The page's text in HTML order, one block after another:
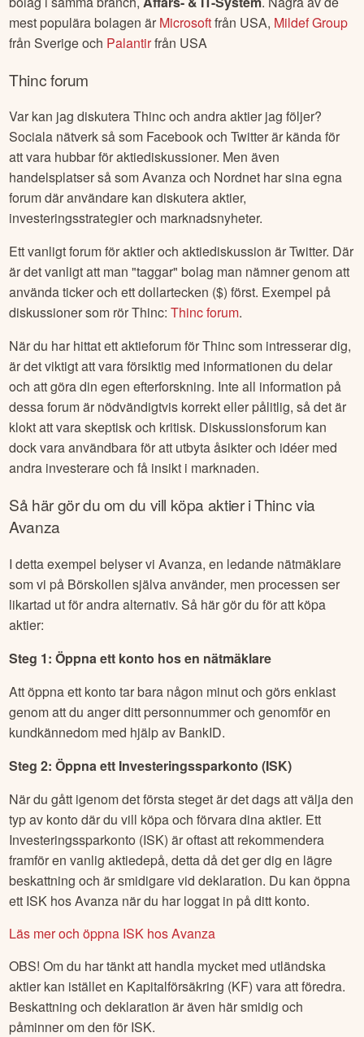
mest populära bolagen är Microsoftfrån USA, Mildef Group
frånSverigeoch Palantirfrån USA
Thincforum
Var kan jag diskuteraThincoch andra aktier jag följer?
Sociala nätverk så som Facebook och Twitter är kända för
att vara hubbar för aktiediskussioner. Men även
handelsplatser så som Avanza och Nordnet har sina egna
forum där användare kan diskutera aktier,
investeringsstrategier och marknadsnyheter.
Ett vanligt forum för aktier och aktiediskussion är Twitter. Där
är det vanligt att man "taggar" bolag man nämner genom att
använda ticker och ett dollartecken ($) först. Exempel på
diskussioner som rörThinc:Thincforum.
När du har hittat ett aktieforum förThincsom intresserar dig,
är det viktigt att vara försiktig med informationen du delar
och att göra din egen efterforskning. Inte all information på
dessa forum är nödvändigtvis korrekt eller pålitlig, så det är
klokt att vara skeptisk och kritisk. Diskussionsforum kan
dock vara användbara för att utbyta åsikter och idéer med
andra investerare och få insikt i marknaden.
Så här gör du om du vill köpa aktier iThincvia
Avanza
I detta exempel belyser vi Avanza, en ledande nätmäklare
som vi på Börskollen själva använder, men processen ser
likartad ut för andra alternativ. Så här gör du för att köpa
aktier:
Steg 1: Öppna ett konto hos en nätmäklare
Att öppna ett konto tar bara någon minut och görs enklast
genom att du anger ditt personnummer och genomför en
kundkännedom med hjälp av BankID.
Steg 2: Öppna ett Investeringssparkonto (ISK)
När du gått igenom det första steget är det dags att välja den
typ av konto där du vill köpa och förvara dina aktier. Ett
Investeringssparkonto (ISK) är oftast att rekommendera
framför en vanlig aktiedepå, detta då det ger dig en lägre
beskattning och är smidigare vid deklaration. Du kan öppna
ett ISK hos Avanza när du har loggat in på ditt konto.
Läs mer och öppna ISK hos Avanza
OBS! Om du har tänkt att handla mycket med utländska
aktier kan istället en Kapitalförsäkring (KF) vara att föredra.
Beskattning och deklaration är även här smidig och
påminner om den för ISK.